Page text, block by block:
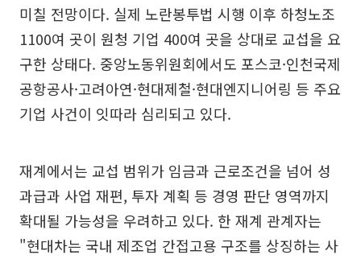
미칠 전망이다. 실제 노란봉투법 시행 이후 하청노조
1100여 곳이 원청 기업 400여 곳을 상대로 교섭을 요
구한 상태다. 중앙노동위원회에서도 포스코·인천국제
공항공사·고려아연·현대제철·현대엔지니어링 등 주요
기업 사건이 잇따라 심리되고 있다.
재계에서는 교섭 범위가 임금과 근로조건을 넘어 성
과급과 사업 재편, 투자 계획 등 경영 판단 영역까지
확대될 가능성을 우려하고 있다. 한 재계 관계자는
"현대차는 국내 제조업 간접고용 구조를 상징하는 사